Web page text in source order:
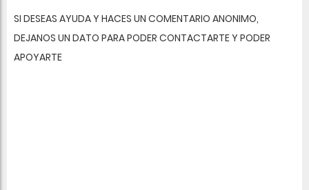
SI DESEAS AYUDA Y HACES UN COMENTARIO ANONIMO,
DEJANOS UN DATO PARA PODER CONTACTARTE Y PODER
APOYARTE